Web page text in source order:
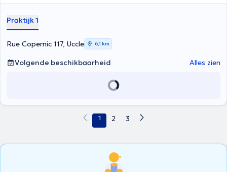
Praktijk 1
Rue Copernic 117, Uccle 6,1 km
Volgende beschikbaarheid Alles zien
1 2 3